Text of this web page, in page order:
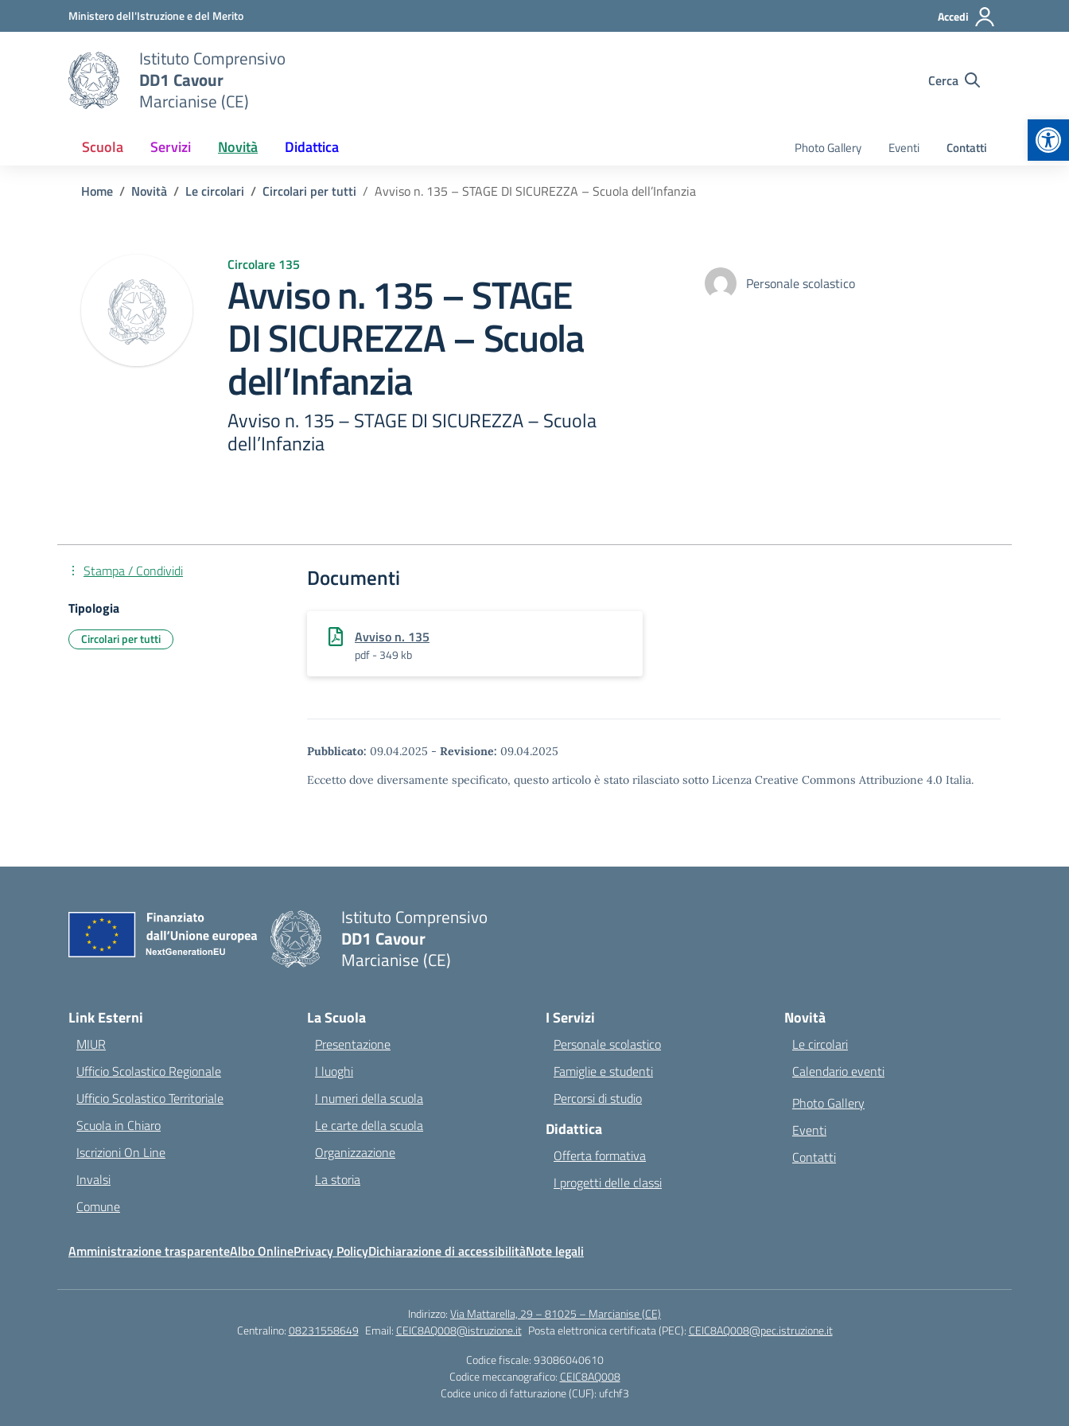
Vai ai contenuti
Vai al menu di navigazioneMinistero dell'Istruzione e del Merito Accedi
Istituto Comprensivo
DD1 Cavour
Marcianise (CE)
Cerca
Scuola Servizi Novità Didattica Photo Gallery Eventi Contatti
Home Novità Le circolari Circolari per tutti Avviso n. 135 – STAGE DI SICUREZZA – Scuola dell’Infanzia
Circolare 135
Avviso n. 135 – STAGE
DI SICUREZZA – Scuola
dell’Infanzia
Avviso n. 135 – STAGE DI SICUREZZA – Scuola
dell’Infanzia
Personale scolastico
Documenti
Avviso n. 135
pdf - 349 kb
Pubblicato: 09.04.2025 - Revisione: 09.04.2025
Eccetto dove diversamente specificato, questo articolo è stato rilasciato sotto Licenza Creative Commons Attribuzione 4.0 Italia.
Stampa / Condividi
Tipologia
Circolari per tutti
Istituto Comprensivo
DD1 Cavour
Marcianise (CE)
Link Esterni
MIUR
Ufficio Scolastico Regionale
Ufficio Scolastico Territoriale
Scuola in Chiaro
Iscrizioni On Line
Invalsi
Comune
La Scuola
Presentazione
I luoghi
I numeri della scuola
Le carte della scuola
Organizzazione
La storia
I Servizi
Personale scolastico
Famiglie e studenti
Percorsi di studio
Didattica
Offerta formativa
I progetti delle classi
Novità
Le circolari
Calendario eventi
Photo Gallery
Eventi
Contatti
Amministrazione trasparenteAlbo OnlinePrivacy PolicyDichiarazione di accessibilitàNote legali
Indirizzo:Via Mattarella, 29 – 81025 – Marcianise (CE)
Centralino:08231558649 Email: CEIC8AQ008@istruzione.it Posta elettronica certificata (PEC): CEIC8AQ008@pec.istruzione.it
Codice fiscale: 93086040610
Codice meccanografico: CEIC8AQ008
Codice unico di fatturazione (CUF): ufchf3